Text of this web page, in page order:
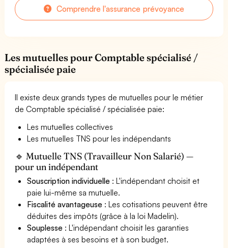
Comprendre l'assurance prévoyance
Les mutuelles pour Comptable spécialisé /
spécialisée paie
Il existe deux grands types de mutuelles pour le métier
de Comptable spécialisé / spécialisée paie:
Les mutuelles collectives
Les mutuelles TNS pour les indépendants
🔹 Mutuelle TNS (Travailleur Non Salarié) —
pour un indépendant
Souscription individuelle : L'indépendant choisit et
paie lui-même sa mutuelle.
Fiscalité avantageuse : Les cotisations peuvent être
déduites des impôts (grâce à la loi Madelin).
Souplesse : L'indépendant choisit les garanties
adaptées à ses besoins et à son budget.